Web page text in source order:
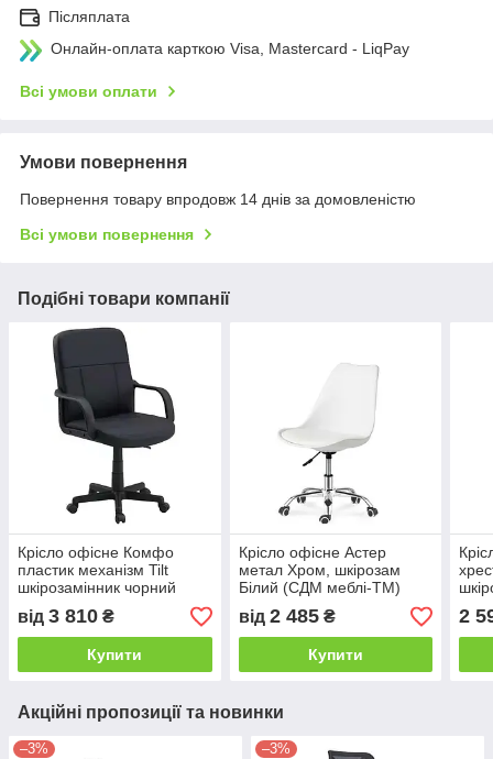
Післяплата
Онлайн-оплата карткою Visa, Mastercard - LiqPay
Всі умови оплати
Умови повернення
Повернення товару впродовж 14 днів за домовленістю
Всі умови повернення
Подібні товари компанії
Крісло офісне Комфо
пластик механізм Tilt
шкірозамінник чорний
(СДМ меблі-ТМ)
від 3 810 ₴
Купити
Крісло офісне Астер
метал Хром, шкірозам
Білий (СДМ меблі-ТМ)
від 2 485₴
Купити
2
Акційні пропозиції та новинки
–3% –3%